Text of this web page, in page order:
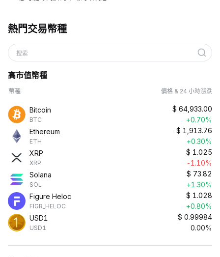
熱門交易幣種
搜索
高市值幣種
幣種 價格 & 24 小時漲跌
Bitcoin
BTC
$ 64,933.00
+0.70%
Ethereum
ETH
$ 1,913.76
+0.30%
XRP
XRP
$ 1.025
-1.10%
Solana
SOL
$ 73.82
+1.30%
Figure Heloc
FIGR_HELOC
$ 1.028
+0.80%
USD1
USD1
$ 0.99984
0.00%